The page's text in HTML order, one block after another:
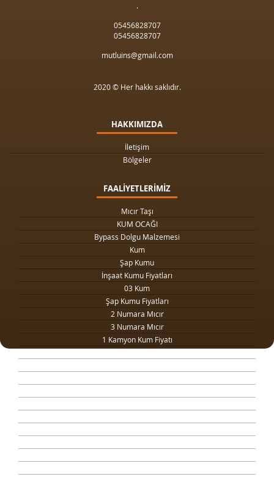
.
05456828707
05456828707
mutluins@gmail.com
2020 © Her hakkı saklıdır.
HAKKIMIZDA
İletişim
Bölgeler
FAALİYETLERİMİZ
Mıcır Taşı
KUM OCAĞI
Bypass Dolgu Malzemesi
Kum
Şap Kumu
İnşaat Kumu Fiyatları
03 Kum
Şap Kumu Fiyatları
2 Numara Mıcır
3 Numara Mıcır
1 Kamyon Kum Fiyatı